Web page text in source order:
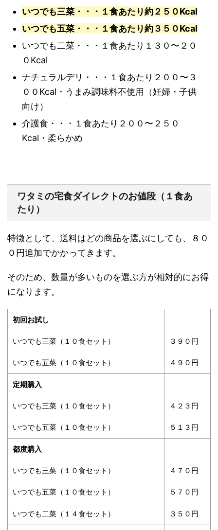
いつでも三菜・・・１食あたり約２５０Kcal
いつでも五菜・・・１食あたり約３５０Kcal
いつでも二菜・・・１食あたり１３０〜２０
０Kcal
ナチュラルデリ・・・１食あたり２００〜３
００Kcal・うまみ調味料不使用（妊婦・子供
向け）
介護食・・・１食あたり２００〜２５０
Kcal・柔らかめ
ワタミの宅食ダイレクトのお値段（１食あ
たり）
特徴として、送料はどの商品を選ぶにしても、８０
０円追加でかかってきます。
そのため、数量が多いものを選ぶ方が相対的にお得
になります。
初回お試し
いつでも三菜（１０食セット）
いつでも五菜（１０食セット）
３９０円
４９０円
定期購入
いつでも三菜（１０食セット）
いつでも五菜（１０食セット）
４２３円
５１３円
都度購入
いつでも三菜（１０食セット）
いつでも五菜（１０食セット）
４７０円
５７０円
いつでも二菜（１４食セット） ３５０円